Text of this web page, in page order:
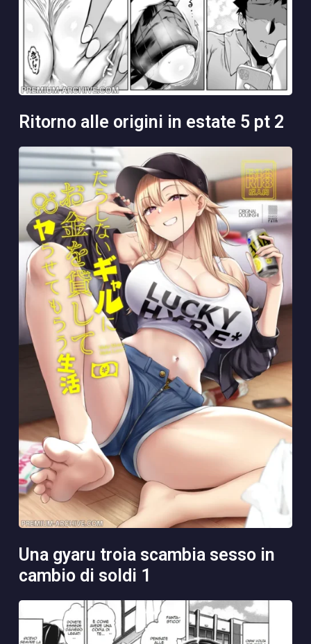
ritorno alle origini in estate 5 pt 2
una gyaru troia scambia sesso in
cambio di soldi 1